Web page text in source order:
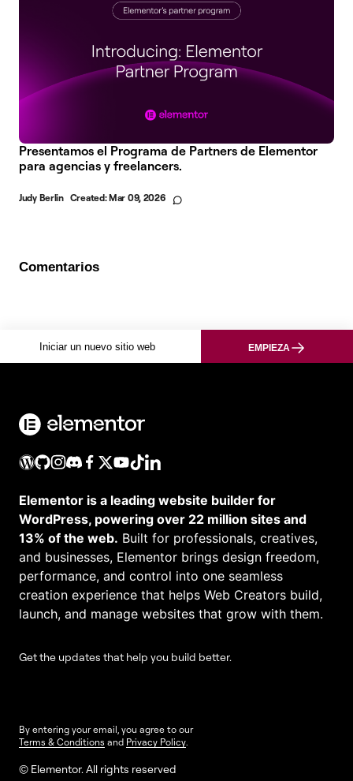
Presentamos el Programa de Partners de Elementor
para agencias y freelancers.
Judy Berlin Created:Mar 09, 2026
Comentarios
Iniciar un nuevo sitio web EMPIEZA
Elementor is a leading website builder for
WordPress, powering over 22 million sites and
13% of the web. Built for professionals, creatives,
and businesses, Elementor brings design freedom,
performance, and control into one seamless
creation experience that helps Web Creators build,
launch, and manage websites that grow with them.
Get the updates that help you build better.
By entering your email, you agree to our
Terms & Conditions and Privacy Policy.
© Elementor. All rights reserved